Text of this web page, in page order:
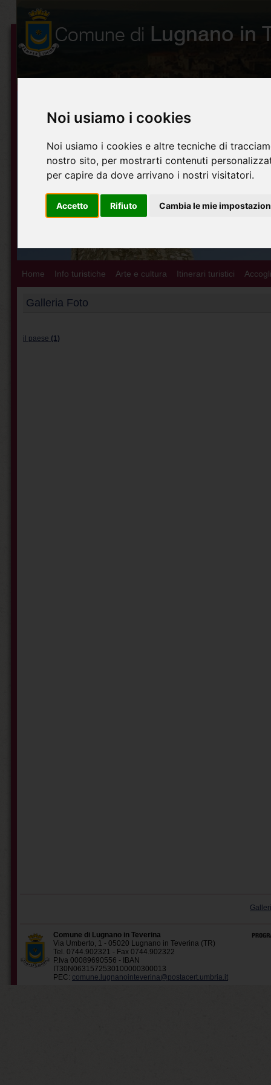
Noi usiamo i cookies
Noi usiamo i cookies e altre tecniche di
nostro sito, per mostrarti contenuti
per capire da dove arrivano i nostri visitatori.
Accetto Rifiuto Cambia le mie
Home Info turistiche Arte e cultura Itinerari turistici
Galleria Foto
il paese (1)
Comune di Lugnano in Teverina
Via Umberto, 1 - 05020 Lugnano in Teverina (TR)
Tel. 0744.902321 - Fax 0744.902322
P.Iva 00089690556 - IBAN
IT30N0631572530100000300013
PEC: comune.lugnanointeverina@postacert.umbria.it